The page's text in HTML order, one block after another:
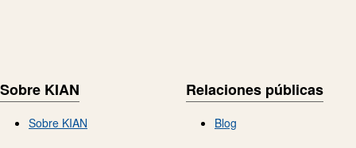
Sobre KIAN
Sobre KIAN
Relaciones públicas
Blog